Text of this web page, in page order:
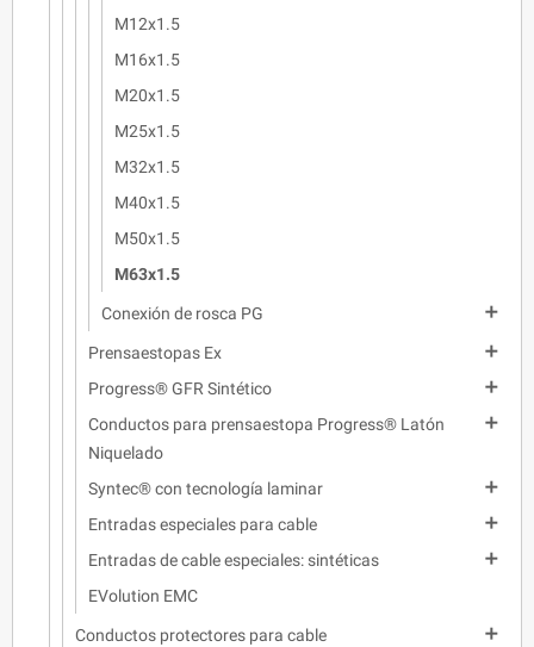
M12x1.5
M16x1.5
M20x1.5
M25x1.5
M32x1.5
M40x1.5
M50x1.5
M63x1.5
Conexión de rosca PG 
Prensaestopas Ex

Progress® GFR Sintético

Conductos para prensaestopa Progress® Latón
Niquelado

Syntec® con tecnología laminar

Entradas especiales para cable

Entradas de cable especiales: sintéticas

EVolution EMC
Conductos protectores para cable
